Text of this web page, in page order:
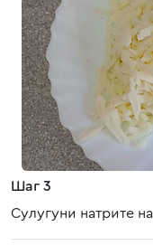
Шаг 3
Сулугуни натрите